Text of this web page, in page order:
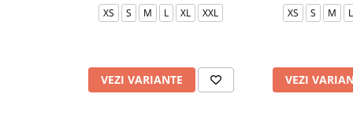
XS S M L XL XXL
VEZI VARIANTE
XS S M L
VEZI